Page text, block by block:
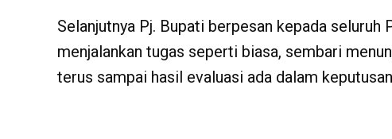
Selanjutnya Pj. Bupati berpesan kepada seluruh
menjalankan tugas seperti biasa, sembari
terus sampai hasil evaluasi ada dalam